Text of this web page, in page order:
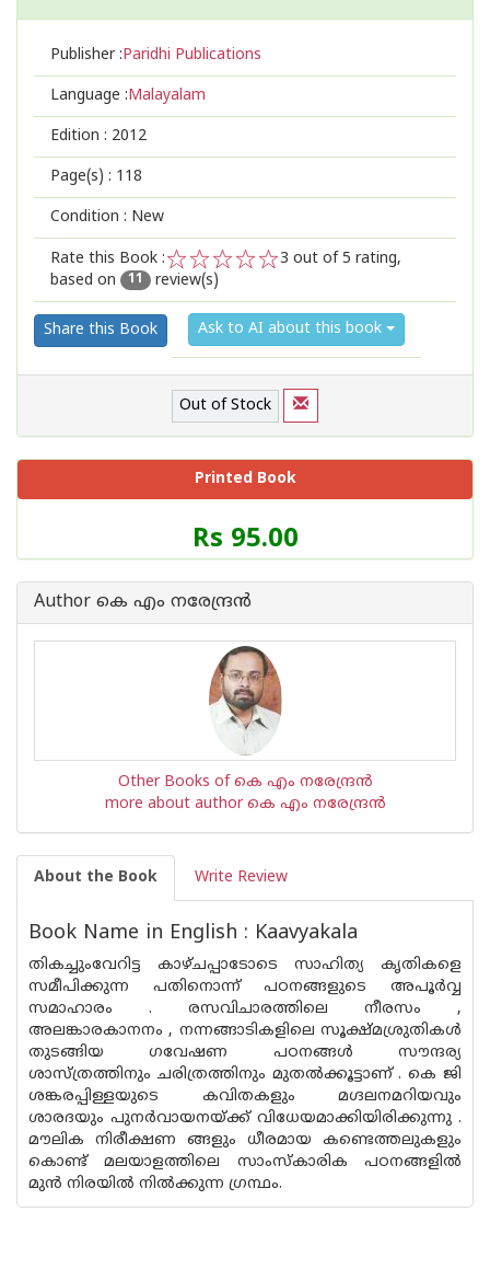
Publisher :Paridhi Publications
Language :Malayalam
Edition : 2012
Page(s) : 118
Condition : New
Rate this Book :
3
2
1
3 out of 5 rating,
based on
11 review(s)
Share this Book Ask to AI about this book
Out of Stock
Printed Book
Price
of
Book
Rs 95.00
Author കെ എം നരേന്ദ്രന്‍
Other Books of കെ എം നരേന്ദ്രന്‍
more about author കെ എം നരേന്ദ്രന്‍
About the Book Write Review
Book Name in English : Kaavyakala
തികച്ചുംവേറിട്ട കാഴ്ചപ്പാടോടെ സാഹിത്യ കൃതികളെ
സമീപിക്കുന്ന പതിനൊന്ന് പഠനങ്ങളുടെ അപൂര്‍വ്വ
സമാഹാരം . രസവിചാരത്തിലെ നീരസം ,
അലങ്കാരകാനനം , നന്നങ്ങാടികളിലെ സൂക്ഷ്മശ്രുതികള്‍
തുടങ്ങിയ ഗവേഷണ പഠനങ്ങള്‍ സൗന്ദര്യ
ശാസ്ത്രത്തിനും ചരിത്രത്തിനും മുതല്‍ക്കൂട്ടാണ് . കെ ജി
ശങ്കരപ്പിള്ളയുടെ കവിതകളും മഗ്ദലനമറിയവും
ശാരദയും പുനര്‍വായനയ്ക്ക് വിധേയമാക്കിയിരിക്കുന്നു .
മൗലിക നിരീക്ഷണ ങ്ങളും ധീരമായ കണ്ടെത്തലുകളും
കൊണ്ട് മലയാളത്തിലെ സാംസ്കാരിക പഠനങ്ങളില്‍
മു‌ന്‍ നിരയില്‍ നില്‍ക്കുന്ന ഗ്രന്ഥം.